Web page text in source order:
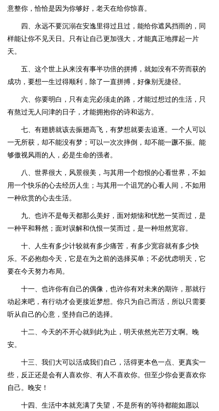
意整你，恰恰是因为你够好，老天在给你惊喜。
四、永远不要沉溺在安逸里得过且过，能给你遮风挡雨的，同
样能让你不见天日。只有让自己更加强大，才能真正地撑起一片
天。
五、这个世上从来没有事半功倍的拼搏，就如没有不劳而获的
成功，要想一生过得顺利，除了一直拼搏，好像别无捷径。
六、你要明白，只有走完必须走的路，才能过想过的生活，只
有熬过无人问津的日子，才能拥抱你的诗和远方。
七、有翅膀就该去振翅高飞，有梦想就要去追逐。一个人可以
一无所获，却不能没有梦；可以一次次摔倒，却不能一蹶不振。能
够傲视风雨的人，必是生命的强者。
八、世界很大，风景很美，与其用一个怨恨的心看世界，不如
用一个快乐的心去经历人生；与其用一个诅咒的心看人间，不如用
一种欣赏的心去生活。
九、也许不是每天都那么美好，面对烦恼和忧愁一笑而过，是
一种平和释然；面对误解和仇恨一笑而过，是一种坦然宽容。
十、人生有多少计较就有多少痛苦，有多少宽容就有多少快
乐。不必抱怨今天，它是在为之前的选择买单；不必忧虑明天，它
要在今天努力布局。
十一、也许你有自己的偶像，也许你有对未来的期许，那就行
动起来吧，有行动才会更接近梦想。你只为自己而活，所以只需要
听从自己的心意，坚持自己的选择。
十二、今天的不开心就到此为止，明天依然光芒万丈啊。晚
安。
十三、我们大可以活成我们自己，活得更本色一点、更真实一
些，反正还是会有人喜欢你、有人不喜欢你。但至少你会更喜欢你
自己。晚安！
十四、生活中本就充满了失望，不是所有的等待都能如愿以